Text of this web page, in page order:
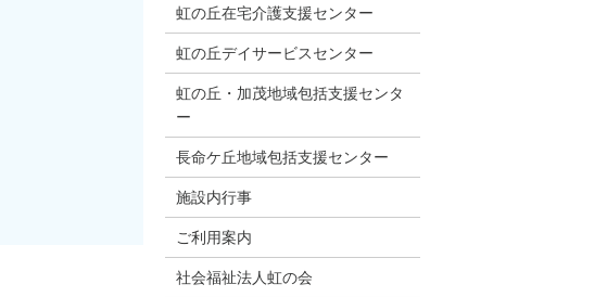
虹の丘在宅介護支援センター
虹の丘デイサービスセンター
虹の丘・加茂地域包括支援センタ
ー
長命ケ丘地域包括支援センター
施設内行事
ご利用案内
社会福祉法人虹の会